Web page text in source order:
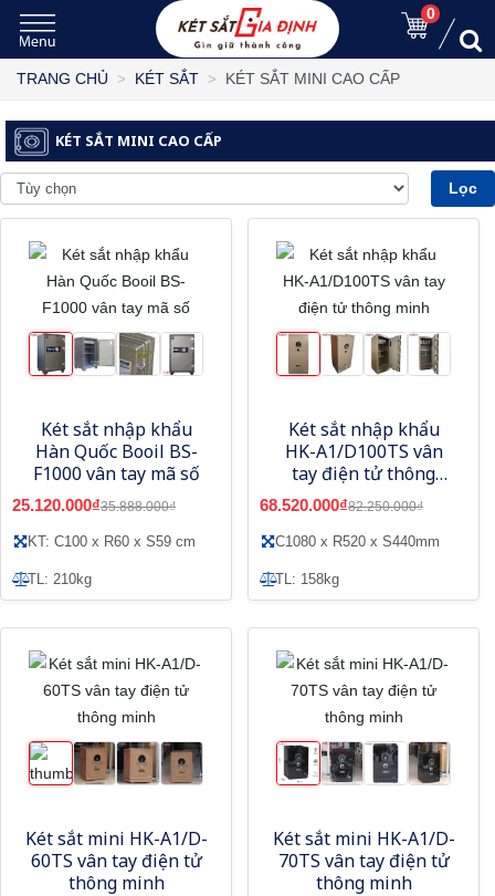
0
TRANG CHỦ KÉT SẮT KÉT SẮT MINI CAO CẤP
KÉT SẮT MINI CAO CẤP
Lọc
Két sắt nhập khẩu
Hàn Quốc Booil BS-
F1000 vân tay mã số
25.120.000₫35.888.000₫
KT: C100 x R60 x S59 cm
TL: 210kg
Két sắt nhập khẩu
HK-A1/D100TS vân
tay điện tử thông
minh
68.520.000₫82.250.000₫
C1080 x R520 x S440mm
TL: 158kg
Két sắt mini HK-A1/D-
60TS vân tay điện tử
thông minh
Két sắt mini HK-A1/D-
70TS vân tay điện tử
thông minh